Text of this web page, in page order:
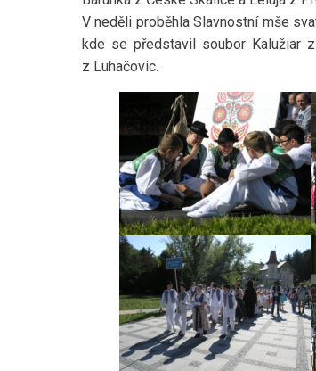
V neděli proběhla Slavnostní mše
kde se představil soubor Kalužiar
z Luhačovic.